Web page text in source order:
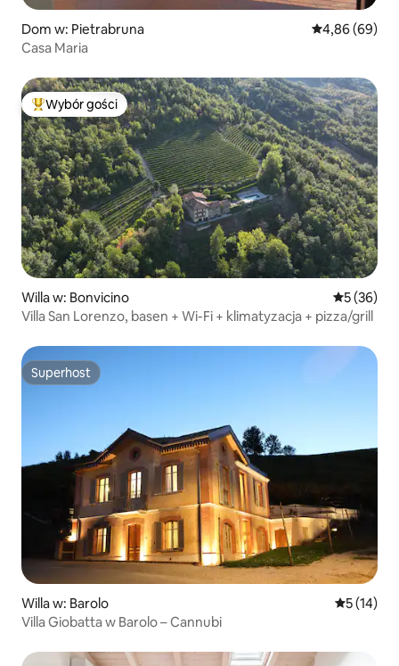
Dom w: Pietrabruna Średnia
4,86 (69)
Casa Maria
Najpopularniejsze z kategorii Wybór gości
Wybór gości
Willa w: Bonvicino Średnia
5 (36)
Villa San Lorenzo, basen + Wi-Fi + klimatyzacja + pizza/grill
Superhost
Superhost
Willa w: Barolo Średnia
5 (14)
Villa Giobatta w Barolo – Cannubi